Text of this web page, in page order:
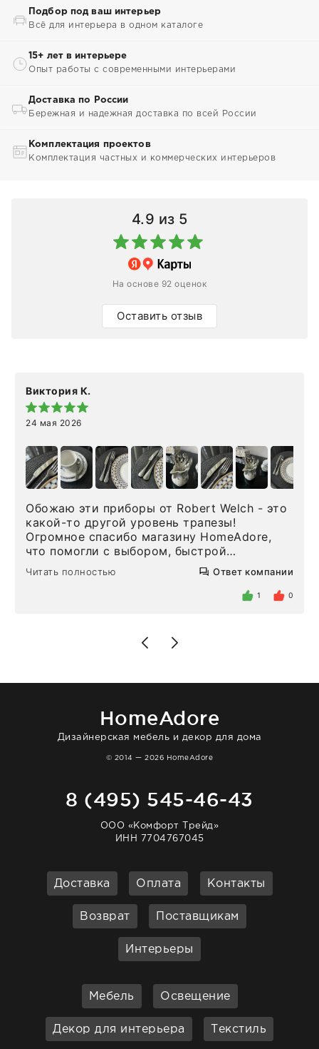
Подбор под ваш интерьер
Всё для интерьера в одном каталоге
15+ лет в интерьере
Опыт работы с современными интерьерами
Доставка по России
Бережная и надежная доставка по всей России
Комплектация проектов
Комплектация частных и коммерческих интерьеров
4.9 из 5
На основе 92 оценок
Оставить отзыв
Виктория К.
24 мая 2026
Обожаю эти приборы от Robert Welch - это
какой-то другой уровень трапезы!
Огромное спасибо магазину HomeAdore,
что помогли с выбором, быстрой
доставкой и высоким сервисом. Один раз
была здесь лично, забирала чайные ложки,
внутри очень много антикварной посуды,
Позже заказывала остальные приборы -
доставили сдэком на следующий день к
отвечает очень быстро. Взаимодействием
Читать полностью Ответ компании
1 0
HomeAdore
Дизайнерская мебель и декор для дома
© 2014 — 2026 HomeAdore
8 (495) 545-46-43
ООО «Комфорт Трейд»
ИНН 7704767045
Доставка Оплата Контакты
Возврат Поставщикам
Интерьеры
Мебель Освещение
Декор для интерьера Текстиль